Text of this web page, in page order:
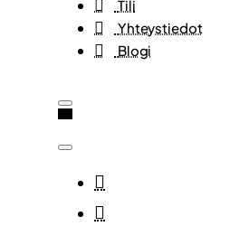
Tili
Yhteystiedot
Blogi